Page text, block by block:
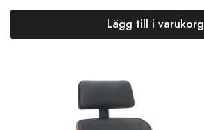
Lägg till i varukorg